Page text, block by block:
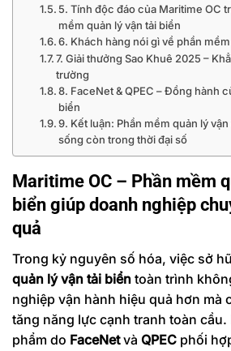
5. Tính độc đáo của Maritime OC
mềm quản lý vận tải biển
6. Khách hàng nói gì về phần
7. Giải thưởng Sao Khuê 2025 –
trường
8. FaceNet & QPEC – Đồng hành
biển
9. Kết luận: Phần mềm quản lý
sống còn trong thời đại số
Maritime OC – Phần mềm
biển giúp doanh nghiệp
quả
Trong kỷ nguyên số hóa, việc sở
quản lý vận tải biển toàn trình
nghiệp vận hành hiệu quả hơn mà
tăng năng lực cạnh tranh toàn cầu.
phẩm do FaceNetvà QPEC phối